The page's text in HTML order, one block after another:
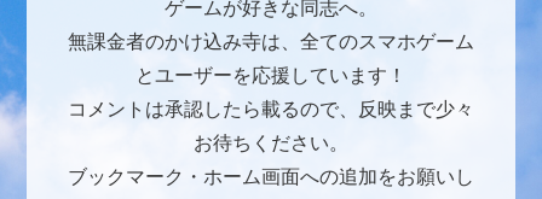
ゲームが好きな同志へ。
無課金者のかけ込み寺は、全てのスマホゲーム
とユーザーを応援しています！
コメントは承認したら載るので、反映まで少々
お待ちください。
ブックマーク・ホーム画面への追加をお願いし